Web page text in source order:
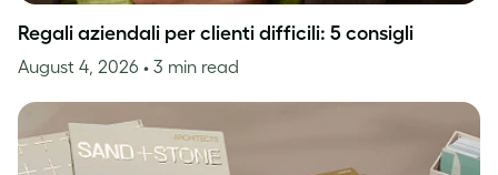
Regali aziendali per clienti difficili: 5 consigli
August 4, 2026 • 3 min read